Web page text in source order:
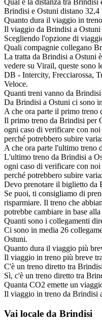
Brindisi e Ostuni distano 32,4
Quanto dura il viaggio in
Il viaggio da Brindisi a
Scegliendo l'opzione di
Quali compagnie collegano
La tratta da Brindisi a Ostuni
vedere su Virail, queste sono
DB - Intercity, Frecciarossa,
Veloce.
Quanti treni vanno da
Da Brindisi a Ostuni ci sono
A che ora parte il primo treno
Il primo treno da Brindisi per
ogni caso di verificare con
perché potrebbero subire
A che ora parte l'ultimo treno
L'ultimo treno da Brindisi a
ogni caso di verificare con
perché potrebbero subire
Devo prenotare il biglietto da
Se puoi, ti consigliamo di
risparmiare. Il treno che
potrebbe cambiare in base
Quanti sono i collegamenti
Ci sono in media 26
Ostuni.
Quanto dura il viaggio più
Il viaggio in treno più breve
C'è un treno diretto tra
Sì, c'è un treno diretto tra
Quanta CO2 emette un
Il viaggio in treno da Brindisi
Vai locale da Brindisi